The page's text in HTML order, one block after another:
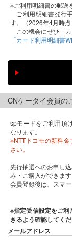
※ご利用明細書の郵送
ご利用明細書発行
す。（2026年4月時点
この機会にぜひ「カ
「カード利用明細書
CNケータイ会員の
spモードをご利用頂
なります。
※NTTドコモの新料
さい。
先行抽選へのお申し
み・ご購入ができます
会員登録後は、スマ
※指定受信設定をご
きるよう確認してくだ
メールアドレス